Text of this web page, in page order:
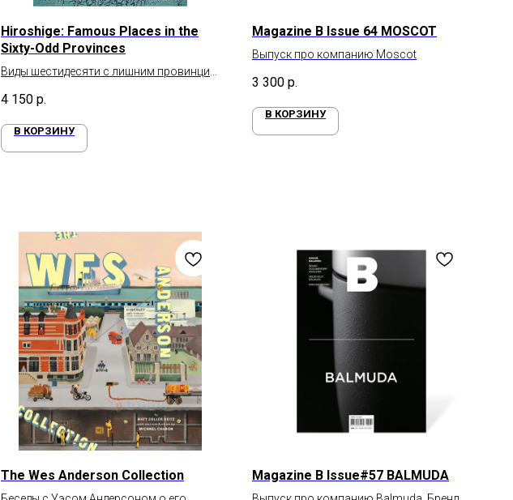
Hiroshige: Famous Places in the
Sixty-Odd Provinces
Виды шестидесяти с лишним провинций
4 150 р.
В КОРЗИНУ
Magazine B Issue 64 MOSCOT
Выпуск про компанию Moscot
3 300 р.
В КОРЗИНУ
The Wes Anderson Collection Magazine B Issue#57 BALMUDA